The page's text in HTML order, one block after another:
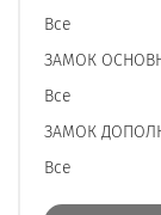
Все
ЗАМОК
Все
ЗАМОК
Все